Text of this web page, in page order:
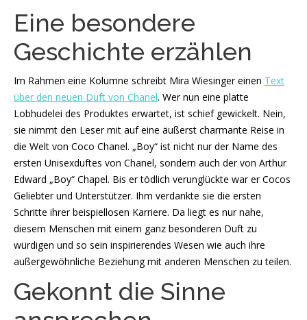
Eine besondere
Geschichte erzählen
Im Rahmen eine Kolumne schreibt Mira Wiesinger einen Text
über den neuen Duft von Chanel. Wer nun eine platte
Lobhudelei des Produktes erwartet, ist schief gewickelt. Nein,
sie nimmt den Leser mit auf eine äußerst charmante Reise in
die Welt von Coco Chanel. „Boy“ ist nicht nur der Name des
ersten Unisexduftes von Chanel, sondern auch der von Arthur
Edward „Boy“ Chapel. Bis er tödlich verunglückte war er Cocos
Geliebter und Unterstützer. Ihm verdankte sie die ersten
Schritte ihrer beispiellosen Karriere. Da liegt es nur nahe,
diesem Menschen mit einem ganz besonderen Duft zu
würdigen und so sein inspirierendes Wesen wie auch ihre
außergewöhnliche Beziehung mit anderen Menschen zu teilen.
Gekonnt die Sinne